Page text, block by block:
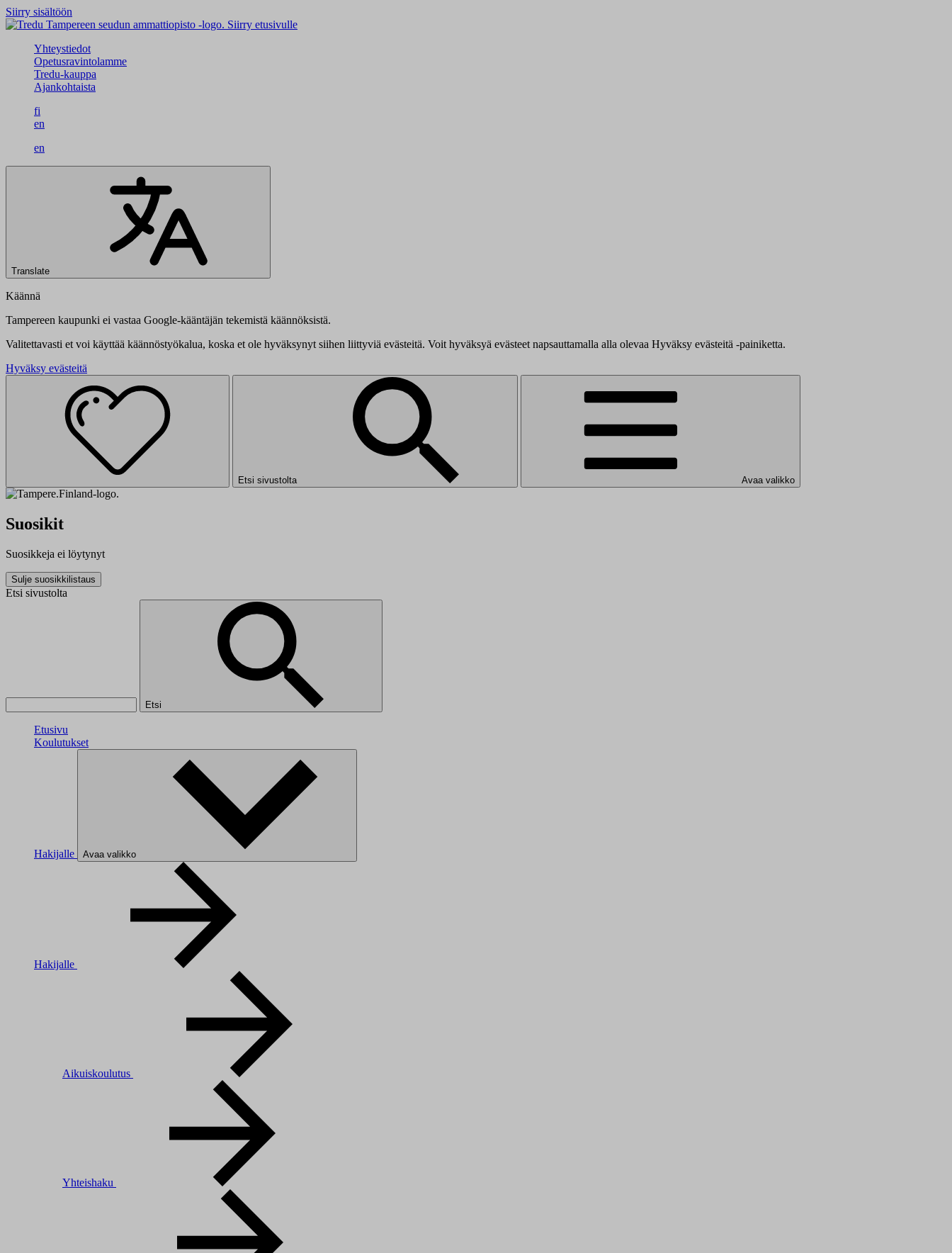
Siirry sisältöön
Siirry etusivulle
Yhteystiedot
Opetusravintolamme
Tredu-kauppa
Ajankohtaista
fi
en
en
Translate
Käännä
Tampereen kaupunki ei vastaa Google-kääntäjän tekemistä käännöksistä.
Valitettavasti et voi käyttää käännöstyökalua, koska et ole hyväksynyt siihen liittyviä evästeitä. Voit hyväksyä evästeet napsauttamalla alla olevaa Hyväksy evästeitä -painiketta.
Hyväksy evästeitä
Etsi sivustolta Avaa valikko
Suosikit
Suosikkeja ei löytynyt
Sulje suosikkilistaus
Etsi sivustolta
Etsi
Etusivu
Koulutukset
Hakijalle Avaa valikko
Hakijalle
Aikuiskoulutus
Yhteishaku